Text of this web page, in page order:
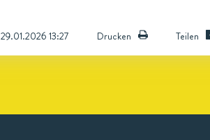
29.01.2026 13:27 Drucken Teilen